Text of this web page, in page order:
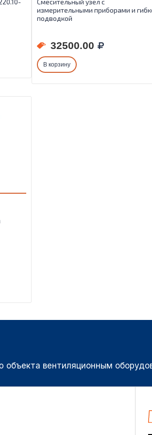
Смесительный узел с
измерительными приборами и
подводкой
32500.00
В корзину
вентиляционным